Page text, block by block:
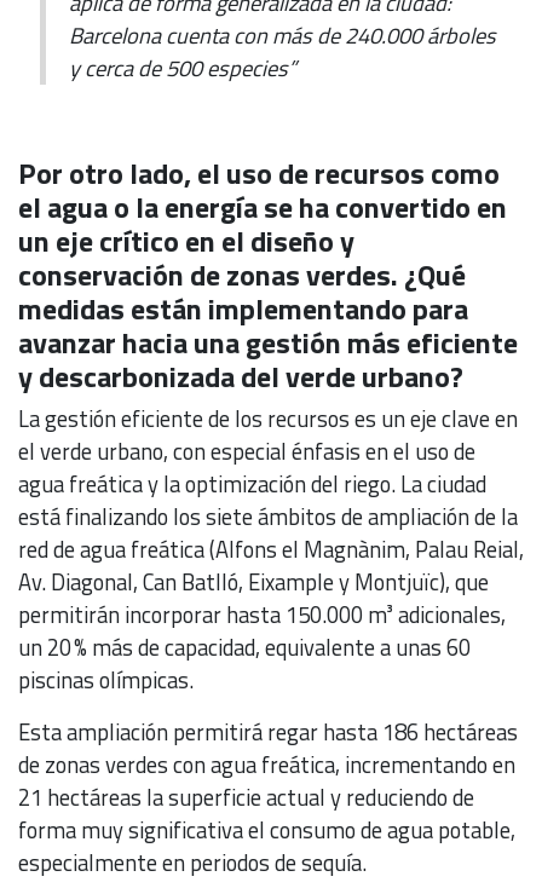
Barcelona cuenta con más de 240.000 árboles
y cerca de 500 especies”
Por otro lado, el uso de recursos como
el agua o la energía se ha convertido en
un eje crítico en el diseño y
conservación de zonas verdes. ¿Qué
medidas están implementando para
avanzar hacia una gestión más eficiente
y descarbonizada del verde urbano?
La gestión eficiente de los recursos es un eje clave en
el verde urbano, con especial énfasis en el uso de
agua freática y la optimización del riego. La ciudad
está finalizando los siete ámbitos de ampliación de la
red de agua freática (Alfons el Magnànim, Palau Reial,
Av. Diagonal, Can Batlló, Eixample y Montjuïc), que
permitirán incorporar hasta 150.000 m³ adicionales,
un 20 % más de capacidad, equivalente a unas 60
piscinas olímpicas.
Esta ampliación permitirá regar hasta 186 hectáreas
de zonas verdes con agua freática, incrementando en
21 hectáreas la superficie actual y reduciendo de
forma muy significativa el consumo de agua potable,
especialmente en periodos de sequía.